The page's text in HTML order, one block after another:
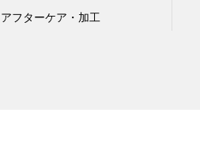
アフターケア・加工